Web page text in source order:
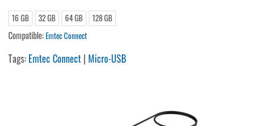
16 GB 32 GB 64 GB 128 GB
Compatible:Emtec Connect
Tags: Emtec Connect | Micro-USB